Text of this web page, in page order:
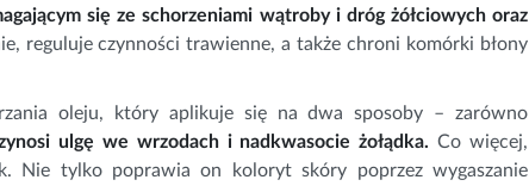
się ze schorzeniami wątroby i dróg żółciowych oraz
reguluje czynności trawienne, a także chroni komórki błony
oleju, który aplikuje się na dwa sposoby – zarówno
ulgę we wrzodach i nadkwasocie żołądka. Co więcej,
Nie tylko poprawia on koloryt skóry poprzez wygaszanie